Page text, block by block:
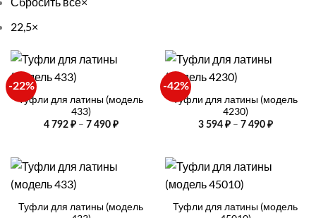
22,5×
-22%
Туфли для латины (модель
433)
4 792 ₽ – 7 490 ₽Диапазон
-42%
Туфли для латины (модель
4230)
3 594 ₽ – 7 490 ₽Диапазон
Туфли для латины (модель
Туфли для латины (модель